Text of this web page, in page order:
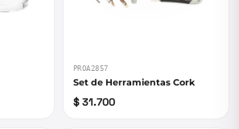
PROA2857
Set de Herramientas Cork
$ 31.700